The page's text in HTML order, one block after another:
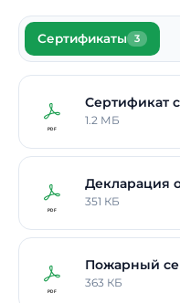
Гарантия
Примечание
Сертификаты 3
Сертификат
1.2 МБ
Декларация
351 КБ
Пожарный
363 КБ